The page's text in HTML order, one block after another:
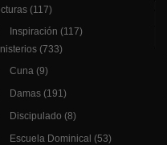
(117)
Inspiración (117)
(733)
Cuna (9)
Damas (191)
Discipulado (8)
Escuela Dominical (53)